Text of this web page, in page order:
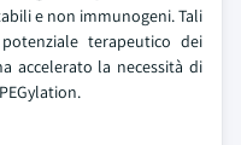
e non immunogeni. Tali
terapeutico dei
accelerato la necessità di